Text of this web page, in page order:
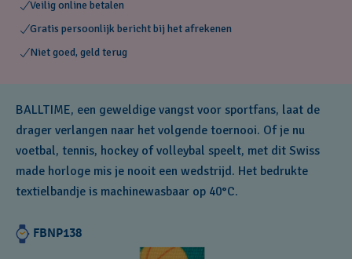
Veilig online betalen
Gratis persoonlijk bericht bij het afrekenen
Niet goed, geld terug
BALLTIME, een geweldige vangst voor sportfans, laat de
drager verlangen naar het volgende toernooi. Of je nu
voetbal, tennis, hockey of volleybal speelt, met dit Swiss
made horloge mis je nooit een wedstrijd. Het bedrukte
textielbandje is machinewasbaar op 40°C.
FBNP138